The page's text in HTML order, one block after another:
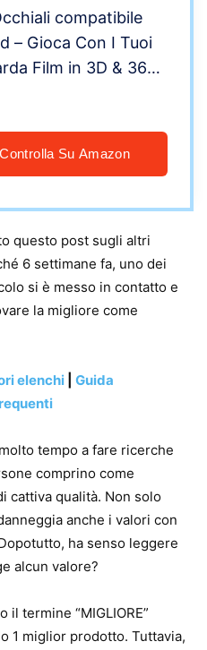
compatibile
– Gioca Con I Tuoi
Film in 3D & 360
Occhiali
Controlla Su Amazon
questo post sugli altri
6 settimane fa, uno dei
si è messo in contatto e
la migliore come
elenchi
Guida
tempo a fare ricerche
comprino come
cattiva qualità. Non solo
anche i valori con
ha senso leggere
alcun valore?
termine “MIGLIORE”
1 miglior prodotto. Tuttavia,